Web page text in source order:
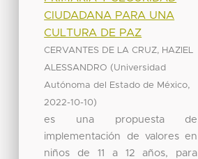
CIUDADANA PARA UNA
CULTURA DE PAZ
CERVANTES DE LA CRUZ, HAZIEL
ALESSANDRO (Universidad
Autónoma del Estado de México,
2022-10-10)
es una propuesta de
implementación de valores en
niños de 11 a 12 años, para